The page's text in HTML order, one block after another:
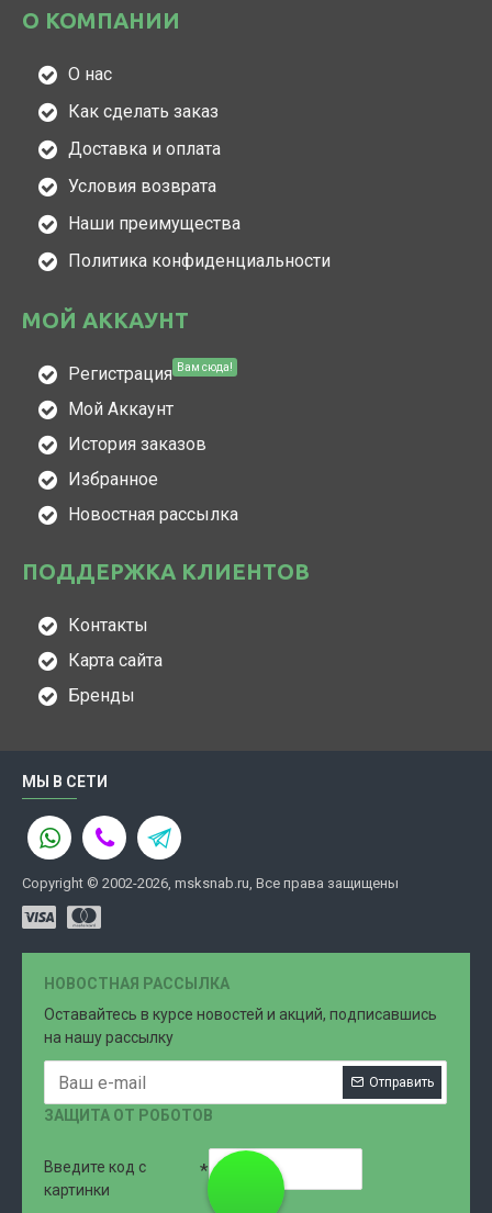
О КОМПАНИИ
О нас
Как сделать заказ
Доставка и оплата
Условия возврата
Наши преимущества
Политика конфиденциальности
МОЙ АККАУНТ
Регистрация Вам сюда!
Мой Аккаунт
История заказов
Избранное
Новостная рассылка
ПОДДЕРЖКА КЛИЕНТОВ
Контакты
Карта сайта
Бренды
МЫ В СЕТИ
Copyright © 2002-2026, msksnab.ru, Все права защищены
НОВОСТНАЯ РАССЫЛКА
Оставайтесь в курсе новостей и акций, подписавшись
на нашу рассылку
Отправить
ЗАЩИТА ОТ РОБОТОВ
Введите код с
картинки